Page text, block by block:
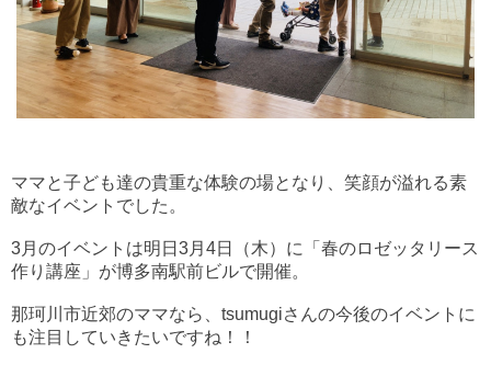
ママと子ども達の貴重な体験の場となり、笑顔が溢れる素
敵なイベントでした。
3月のイベントは明日3月4日（木）に「春のロゼッタリース
作り講座」が博多南駅前ビルで開催。
那珂川市近郊のママなら、tsumugiさんの今後のイベントに
も注目していきたいですね！！